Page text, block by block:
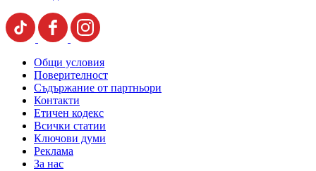
Общи условия
Поверителност
Съдържание от партньори
Контакти
Етичен кодекс
Всички статии
Ключови думи
Реклама
За нас